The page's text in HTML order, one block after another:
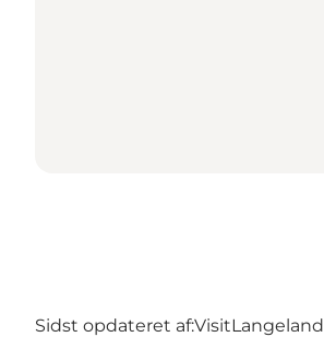
Sidst opdateret af:VisitLangeland